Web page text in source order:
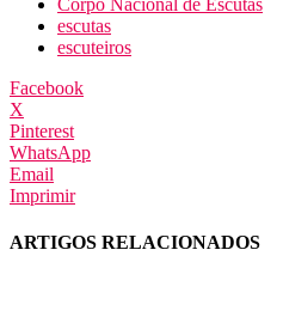
escutas
escuteiros
Facebook
X
Pinterest
WhatsApp
Email
Imprimir
ARTIGOS RELACIONADOS